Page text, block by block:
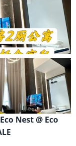
Eco Nest @ Eco